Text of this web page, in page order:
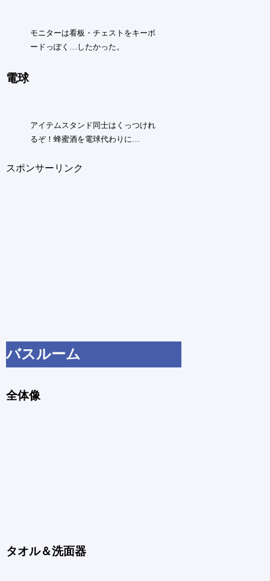
モニターは看板・チェストをキーボ
ードっぽく…したかった。
電球
アイテムスタンド同士はくっつけれ
るぞ！蜂蜜酒を電球代わりに…
スポンサーリンク
バスルーム
全体像
タオル＆洗面器